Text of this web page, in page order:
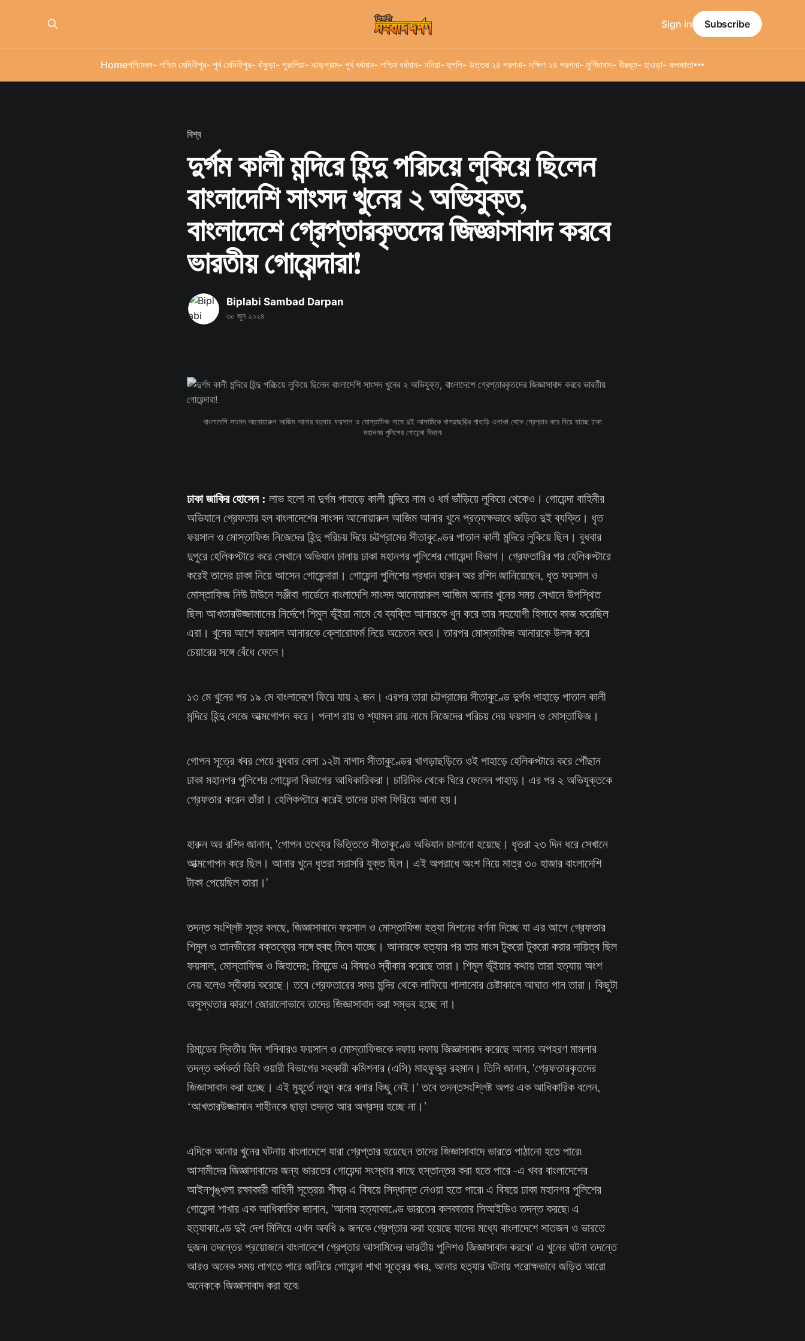
Homeপশ্চিমবঙ্গ- পশ্চিম মেদিনীপুর- পূর্ব মেদিনীপুর- বাঁকুড়া- পুরুলিয়া- ঝাড়গ্রাম- পূর্ব বর্ধমান- পশ্চিম বর্ধমান- নদিয়া- হুগলি- উত্তর ২৪ পরগনা- দক্ষিণ ২৪ পরগনা- মুর্শিদাবাদ- বীরভূম- হাওড়া- কলকাতা
Sign in Subscribe
বিশ্ব
দুর্গম কালী মন্দিরে হিন্দু পরিচয়ে লুকিয়ে ছিলেন
বাংলাদেশি সাংসদ খুনের ২ অভিযুক্ত,
বাংলাদেশে গ্রেপ্তারকৃতদের জিজ্ঞাসাবাদ করবে
ভারতীয় গোয়েন্দারা!
Biplabi Sambad Darpan
৩০ জুন ২০২৪
বাংলাদেশি সাংসদ আনোয়ারুল আজিম আনার হত্যায় ফয়সাল ও মোস্তাফিজ নামে দুই আসামিকে খাগড়াছড়ির পাহাড়ি এলাকা থেকে গ্রেপ্তার করে নিয়ে যাচ্ছে ঢাকা
মহানগর পুলিশের গোয়েন্দা বিভাগ৷
ঢাকা জাকির হোসেন : লাভ হলো না দুর্গম পাহাড়ে কালী মন্দিরে নাম ও ধর্ম ভাঁড়িয়ে লুকিয়ে থেকেও। গোয়েন্দা বাহিনীর
অভিযানে গ্রেফতার হল বাংলাদেশের সাংসদ আনোয়ারুল আজিম আনার খুনে প্রত্যক্ষভাবে জড়িত দুই ব্যক্তি। ধৃত
ফয়সাল ও মোস্তাফিজ নিজেদের হিন্দু পরিচয় দিয়ে চট্টগ্রামের সীতাকুণ্ডের পাতাল কালী মন্দিরে লুকিয়ে ছিল। বুধবার
দুপুরে হেলিকপ্টারে করে সেখানে অভিযান চালায় ঢাকা মহানগর পুলিশের গোয়েন্দা বিভাগ। গ্রেফতারির পর হেলিকপ্টারে
করেই তাদের ঢাকা নিয়ে আসেন গোয়েন্দারা। গোয়েন্দা পুলিশের প্রধান হারুন অর রশিদ জানিয়েছেন, ধৃত ফয়সাল ও
মোস্তাফিজ নিউ টাউনে সঞ্জীবা গার্ডেনে বাংলাদেশি সাংসদ আনোয়ারুল আজিম আনার খুনের সময় সেখানে উপস্থিত
ছিল৷ আখতারউজ্জামানের নির্দেশে শিমুল ভূঁইয়া নামে যে ব্যক্তি আনারকে খুন করে তার সহযোগী হিসাবে কাজ করেছিল
এরা। খুনের আগে ফয়সাল আনারকে ক্লোরোফর্ম দিয়ে অচেতন করে। তারপর মোস্তাফিজ আনারকে উলঙ্গ করে
চেয়ারের সঙ্গে বেঁধে ফেলে।
১৩ মে খুনের পর ১৯ মে বাংলাদেশে ফিরে যায় ২ জন। এরপর তারা চট্টগ্রামের সীতাকুণ্ডে দুর্গম পাহাড়ে পাতাল কালী
মন্দিরে হিন্দু সেজে আত্মগোপন করে। পলাশ রায় ও শ্যামল রায় নামে নিজেদের পরিচয় দেয় ফয়সাল ও মোস্তাফিজ।
গোপন সূত্রে খবর পেয়ে বুধবার বেলা ১২টা নাগাদ সীতাকুণ্ডের খাগড়াছড়িতে ওই পাহাড়ে হেলিকপ্টারে করে পৌঁছান
ঢাকা মহানগর পুলিশের গোয়েন্দা বিভাগের আধিকারিকরা। চারিদিক থেকে ঘিরে ফেলেন পাহাড়। এর পর ২ অভিযুক্তকে
গ্রেফতার করেন তাঁরা। হেলিকপ্টারে করেই তাদের ঢাকা ফিরিয়ে আনা হয়।
হারুন অর রশিদ জানান, 'গোপন তথ্যের ভিত্তিতে সীতাকুণ্ডে অভিযান চালানো হয়েছে। ধৃতরা ২৩ দিন ধরে সেখানে
আত্মগোপন করে ছিল। আনার খুনে ধৃতরা সরাসরি যুক্ত ছিল। এই অপরাধে অংশ নিয়ে মাত্র ৩০ হাজার বাংলাদেশি
টাকা পেয়েছিল তারা।'
তদন্ত সংশ্লিষ্ট সূত্র বলছে, জিজ্ঞাসাবাদে ফয়সাল ও মোস্তাফিজ হত্যা মিশনের বর্ণনা দিচ্ছে যা এর আগে গ্রেফতার
শিমুল ও তানভীরের বক্তব্যের সঙ্গে হুবহু মিলে যাচ্ছে। আনারকে হত্যার পর তার মাংস টুকরো টুকরো করার দায়িত্ব ছিল
ফয়সাল, মোস্তাফিজ ও জিহাদের; রিমান্ডে এ বিষয়ও স্বীকার করেছে তারা। শিমুল ভূঁইয়ার কথায় তারা হত্যায় অংশ
নেয় বলেও স্বীকার করেছে। তবে গ্রেফতারের সময় মন্দির থেকে লাফিয়ে পালানোর চেষ্টাকালে আঘাত পান তারা। কিছুটা
অসুস্থতার কারণে জোরালোভাবে তাদের জিজ্ঞাসাবাদ করা সম্ভব হচ্ছে না।
রিমান্ডের দ্বিতীয় দিন শনিবারও ফয়সাল ও মোস্তাফিজকে দফায় দফায় জিজ্ঞাসাবাদ করেছে আনার অপহরণ মামলার
তদন্ত কর্মকর্তা ডিবি ওয়ারী বিভাগের সহকারী কমিশনার (এসি) মাহফুজুর রহমান। তিনি জানান, 'গ্রেফতারকৃতদের
জিজ্ঞাসাবাদ করা হচ্ছে। এই মুহূর্তে নতুন করে বলার কিছু নেই।' তবে তদন্তসংশ্লিষ্ট অপর এক আধিকারিক বলেন,
‘আখতারউজ্জামান শাহীনকে ছাড়া তদন্ত আর অগ্রসর হচ্ছে না।’
এদিকে আনার খুনের ঘটনায় বাংলাদেশে যারা গ্রেপ্তার হয়েছেন তাদের জিজ্ঞাসাবাদে ভারতে পাঠানো হতে পারে৷
আসামীদের জিজ্ঞাসাবাদের জন্য ভারতের গোয়েন্দা সংস্থার কাছে হস্তান্তর করা হতে পারে -এ খবর বাংলাদেশের
আইনশৃঙ্খলা রক্ষাকারী বাহিনী সূত্রের৷ শীঘ্র এ বিষয়ে সিদ্ধান্ত নেওয়া হতে পারে৷ এ বিষয়ে ঢাকা মহানগর পুলিশের
গোয়েন্দা শাখার এক আধিকারিক জানান, 'আনার হত্যাকাণ্ডে ভারতের কলকাতার সিআইডিও তদন্ত করছে৷ এ
হত্যাকাণ্ডে দুই দেশ মিলিয়ে এখন অবধি ৯ জনকে গ্রেপ্তার করা হয়েছে যাদের মধ্যে বাংলাদেশে সাতজন ও ভারতে
দুজন৷ তদন্তের প্রয়োজনে বাংলাদেশে গ্রেপ্তার আসামিদের ভারতীয় পুলিশও জিজ্ঞাসাবাদ করবে৷' এ খুনের ঘটনা তদন্তে
আরও অনেক সময় লাগতে পারে জানিয়ে গোয়েন্দা শাখা সূত্রের খবর, আনার হত্যার ঘটনায় পরোক্ষভাবে জড়িত আরো
অনেককে জিজ্ঞাসাবাদ করা হবে৷